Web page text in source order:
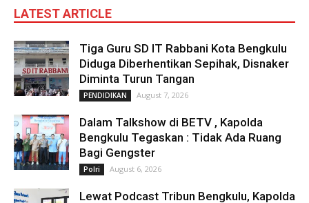
LATEST ARTICLE
Tiga Guru SD IT Rabbani Kota Bengkulu
Diduga Diberhentikan Sepihak, Disnaker
Diminta Turun Tangan
PENDIDIKAN August 7, 2026
Dalam Talkshow di BETV , Kapolda
Bengkulu Tegaskan : Tidak Ada Ruang
Bagi Gengster
Polri August 6, 2026
Lewat Podcast Tribun Bengkulu, Kapolda